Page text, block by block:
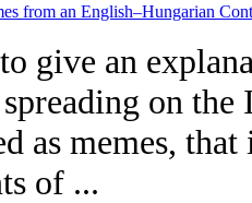
from an English–Hungarian
give an
on the
as memes, that
of ...